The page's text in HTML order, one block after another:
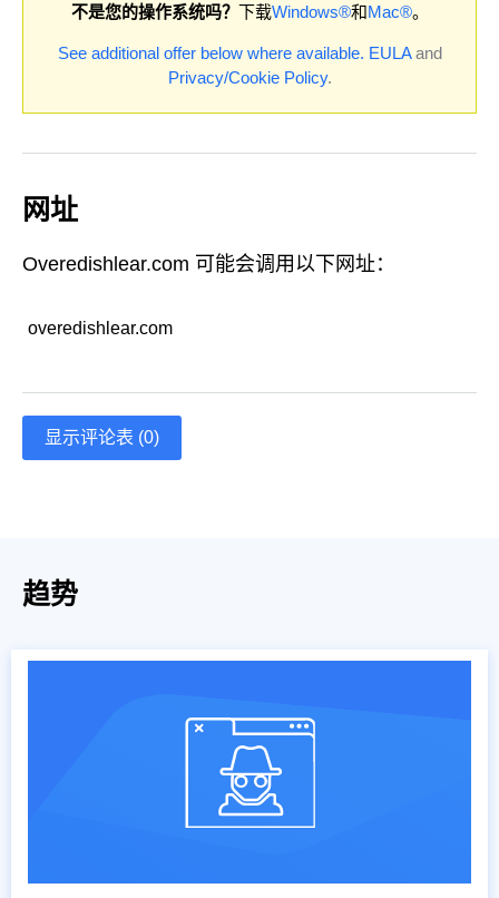
不是您的操作系统吗？ 下载Windows®和Mac®。
See additional offer below where available. EULAand
Privacy/Cookie Policy.
网址
Overedishlear.com 可能会调用以下网址：
overedishlear.com
显示评论表 (0)
趋势